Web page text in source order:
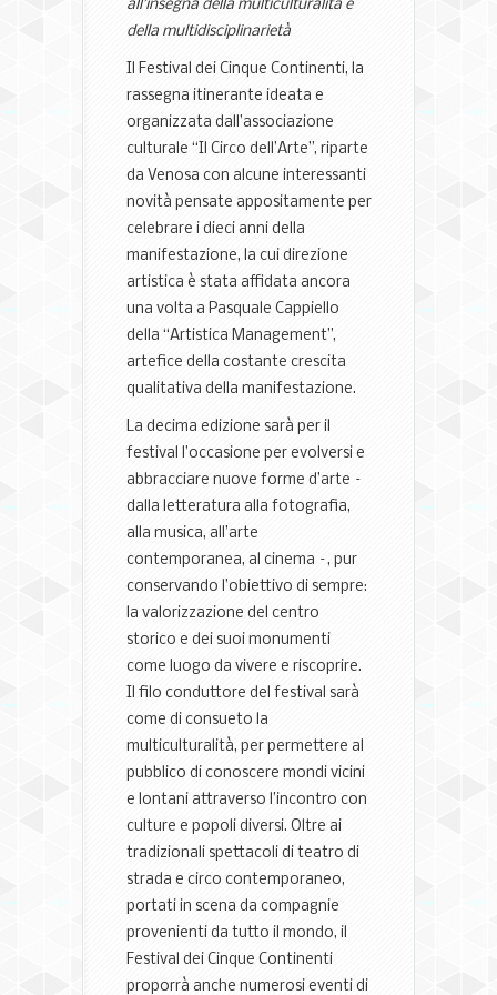
all’insegna della multiculturalità e
della multidisciplinarietà
Il Festival dei Cinque Continenti, la
rassegna itinerante ideata e
organizzata dall’associazione
culturale “Il Circo dell’Arte”, riparte
da Venosa con alcune interessanti
novità pensate appositamente per
celebrare i dieci anni della
manifestazione, la cui direzione
artistica è stata affidata ancora
una volta a Pasquale Cappiello
della “Artistica Management”,
artefice della costante crescita
qualitativa della manifestazione.
La decima edizione sarà per il
festival l’occasione per evolversi e
abbracciare nuove forme d’arte –
dalla letteratura alla fotografia,
alla musica, all’arte
contemporanea, al cinema –, pur
conservando l’obiettivo di sempre:
la valorizzazione del centro
storico e dei suoi monumenti
come luogo da vivere e riscoprire.
Il filo conduttore del festival sarà
come di consueto la
multiculturalità, per permettere al
pubblico di conoscere mondi vicini
e lontani attraverso l’incontro con
culture e popoli diversi. Oltre ai
tradizionali spettacoli di teatro di
strada e circo contemporaneo,
portati in scena da compagnie
provenienti da tutto il mondo, il
Festival dei Cinque Continenti
proporrà anche numerosi eventi di